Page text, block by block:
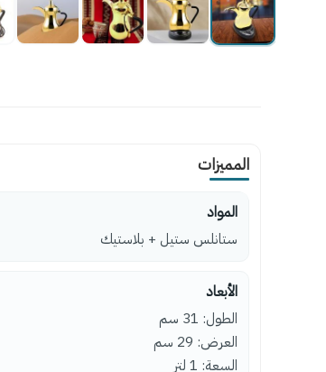
المميزات
المواد
ستانلس ستيل + بلاستيك
الأبعاد
الطول: 31 سم
العرض: 29 سم
السعة: 1 لتر